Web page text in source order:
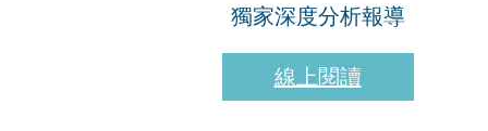
獨家深度分析報導
線上閱讀